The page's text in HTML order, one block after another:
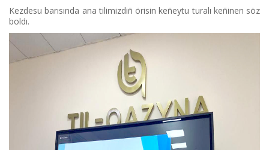
Kezdesu barısında ana tіlіmіzdіñ örіsіn keñeytu turalı keñіnen söz
boldı.